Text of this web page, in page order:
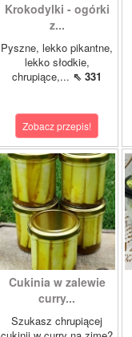
Krokodylki - ogórki
z...
Pyszne, lekko pikantne,
lekko słodkie,
chrupiące,... ⇖ 331
Zobacz przepis!
Cukinia w zalewie
curry...
Szukasz chrupiącej